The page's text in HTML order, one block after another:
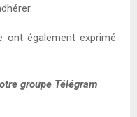
ont également exprimé
groupe Télégram